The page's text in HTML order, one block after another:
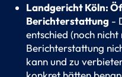
Landgericht Köln:
Berichterstattung -
entschied (noch
Berichterstattung
kann und zu